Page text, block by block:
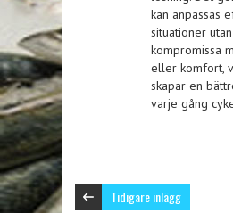
kan anpassas
situationer
kompromissa
eller komfort,
skapar en
varje gång
Tidigare inlägg